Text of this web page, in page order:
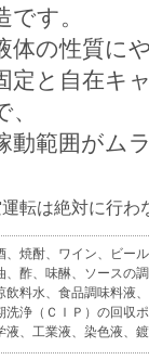
です。
体の性質に
定と自在キ
、
範囲がム
転は絶対に行わ
、焼酎、ワイン、ビー
、酢、味醂、ソースの
飲料水、食品調味料液
洗浄（ＣＩＰ）の回収
液、工業液、染色液、